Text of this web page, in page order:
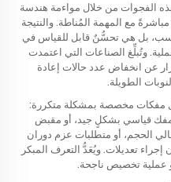
الفجوات من خلال مواءمة هندسة
مباشرةً مع المهمة المُناطة. والنتيجة
بل هي تحسُّنٌ قابل للقياس في
وتُبلِّغ الصناعات التي اعتمدت
عن انخفاض عدد حالات إعادة
الطويلة.
مفكات مخصصة بمشكلة متكررة:
مفك قياسي بشكلٍ جيد، أو مقبض
الحجم، أو متطلبات عزم دوران
إجراء تعديلات. ويُعَدُّ التعرف المبكر
عملية تخصيص ناجحة.